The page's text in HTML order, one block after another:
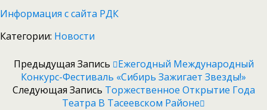
Информация с сайта РДК
Категории: Новости
Предыдущая Запись
Ежегодный Международный
Конкурс-Фестиваль «Сибирь Зажигает Звезды!»
Следующая Запись Торжественное Открытие Года
Театра В Тасеевском Районе